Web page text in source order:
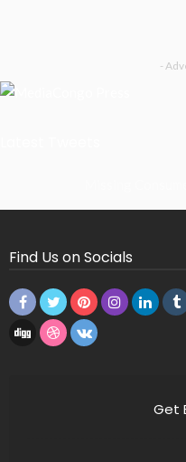
-
Find Us on Socials
Get